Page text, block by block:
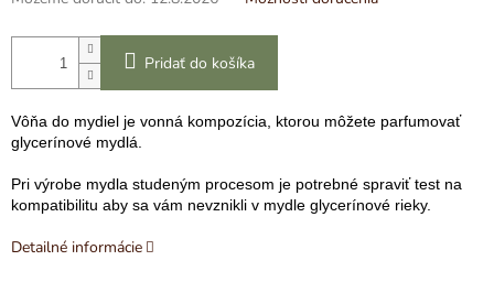
Pridať do košíka
Vôňa do mydiel je vonná kompozícia, ktorou môžete parfumovať
glycerínové mydlá.
Pri výrobe mydla studeným procesom je potrebné spraviť test na
kompatibilitu aby sa vám nevznikli v mydle glycerínové rieky.
Detailné informácie